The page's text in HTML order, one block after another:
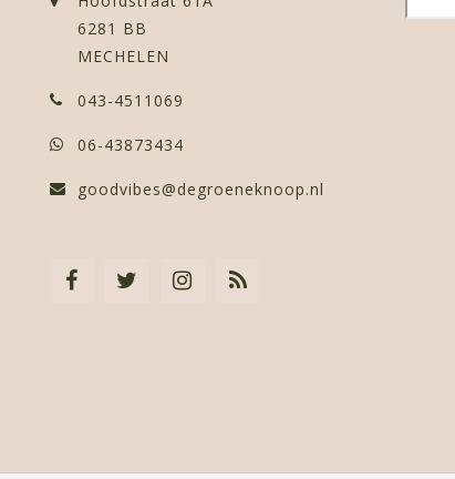
6281 BB
MECHELEN
043-4511069
06-43873434
goodvibes@degroeneknoop.nl